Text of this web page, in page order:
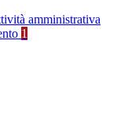
amministrativa
1